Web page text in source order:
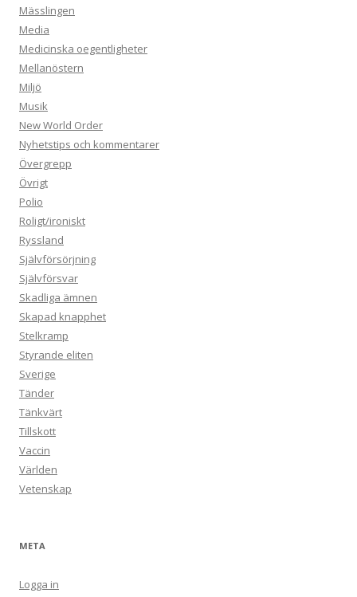
Mässlingen
Media
Medicinska oegentligheter
Mellanöstern
Miljö
Musik
New World Order
Nyhetstips och kommentarer
Övergrepp
Övrigt
Polio
Roligt/ironiskt
Ryssland
Självförsörjning
Självförsvar
Skadliga ämnen
Skapad knapphet
Stelkramp
Styrande eliten
Sverige
Tänder
Tänkvärt
Tillskott
Vaccin
Världen
Vetenskap
META
Logga in